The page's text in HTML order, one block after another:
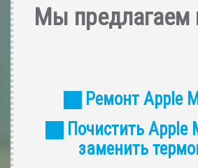
Мы предлагаем
Ремонт Apple
Почистить Apple
заменить